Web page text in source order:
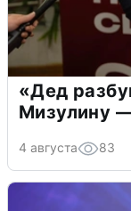
«Дед
Мизулину
4 августа 83